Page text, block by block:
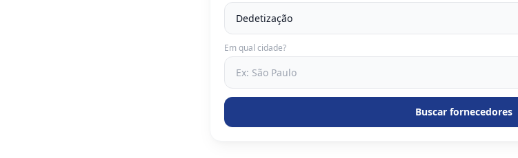
Em qual cidade?
Buscar fornecedores